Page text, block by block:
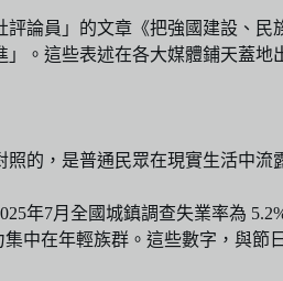
評論員」的文章《把強國建設、
。這些表述在各大媒體鋪天蓋地
的，是普通民眾在現實生活中流
年7月全國城鎮調查失業率為
中在年輕族群。這些數字，與節